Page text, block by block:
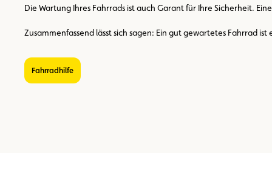
Die Wartung Ihres Fahrrads ist auch Garant für Ihre Sicherheit.
Zusammenfassend lässt sich sagen: Ein gut gewartetes Fahrrad
Fahrradhilfe